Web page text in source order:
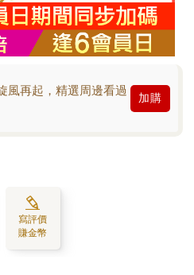
風再起，精選周邊看過
加購
寫評價
賺金幣